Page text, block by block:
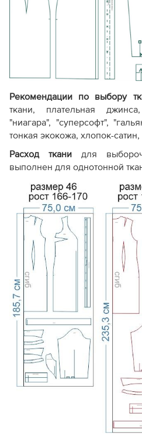
листов при
мелкие
лекал
Сборка PDF-
файла
(стыкуется
крестикам).
печати
аналогичны
См.видео,
выкройку
Фото изделия
только
Инструкция по
пошиву
Краткая
от
отсутствует.
Технические
данные
Базовые
.
схемам.
Большое
Рекомендации по выбору
ткани, плательная
"ниагара", "суперсофт",
тонкая экокожа, хлопок-
Расход ткани
для
выполнен для однотонной